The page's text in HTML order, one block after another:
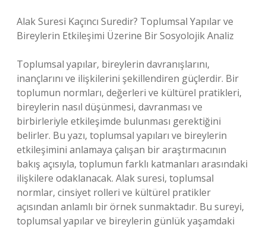
Alak Suresi Kaçıncı Suredir? Toplumsal Yapılar ve
Bireylerin Etkileşimi Üzerine Bir Sosyolojik Analiz
Toplumsal yapılar, bireylerin davranışlarını,
inançlarını ve ilişkilerini şekillendiren güçlerdir. Bir
toplumun normları, değerleri ve kültürel pratikleri,
bireylerin nasıl düşünmesi, davranması ve
birbirleriyle etkileşimde bulunması gerektiğini
belirler. Bu yazı, toplumsal yapıları ve bireylerin
etkileşimini anlamaya çalışan bir araştırmacının
bakış açısıyla, toplumun farklı katmanları arasındaki
ilişkilere odaklanacak. Alak suresi, toplumsal
normlar, cinsiyet rolleri ve kültürel pratikler
açısından anlamlı bir örnek sunmaktadır. Bu sureyi,
toplumsal yapılar ve bireylerin günlük yaşamdaki